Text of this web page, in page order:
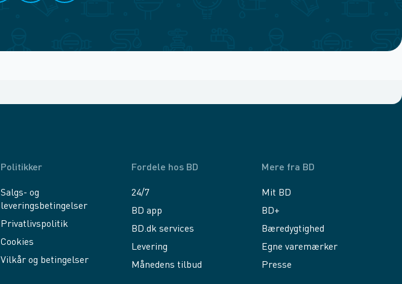
Politikker
Salgs- og
leveringsbetingelser
Privatlivspolitik
Cookies
Vilkår og betingelser
Fordele hos BD
24/7
BD app
BD.dk services
Levering
Månedens tilbud
Mere fra BD
Mit BD
BD+
Bæredygtighed
Egne varemærker
Presse